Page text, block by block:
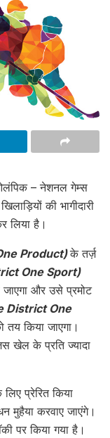
– नेशनल गेम्स
की भागीदारी
लिया है।
One Product)के तर्ज़
One Sport)
और उसे प्रमोट
District One
किया जाएगा।
खेल के प्रति ज्यादा
प्रेरित किया
मुहैया करवाए जाएंगे।
पर किया गया है।